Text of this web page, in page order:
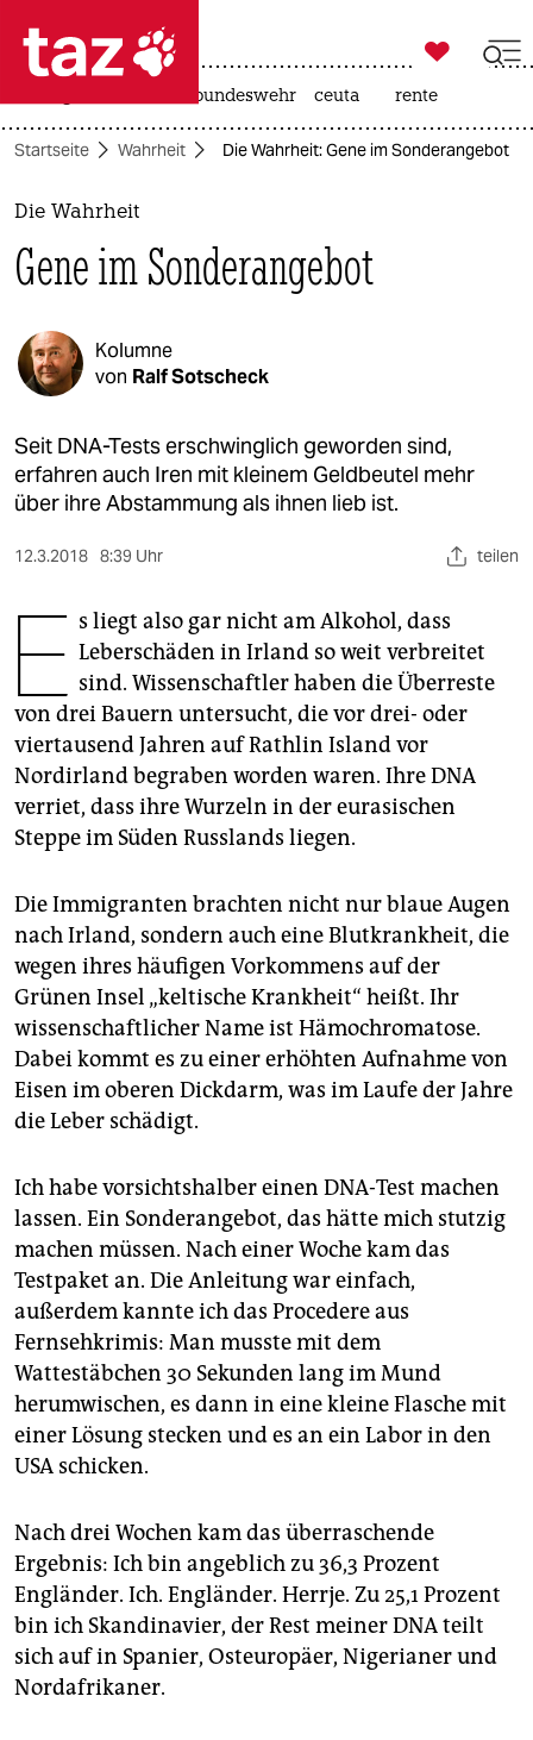
 taz zahl ich
taz zahl ich
themen
politik
öko
gesellschaft
kultur
sport
wahrheit
verlag
verlag
veranstaltungen
shop
unterstützen
abo
genossenschaft
epaper login

taz zahl ich
bundeswehr ceuta rente
Startseite Wahrheit Die Wahrheit: Gene im Sonderangebot
Die Wahrheit
Gene im Sonderangebot
Kolumne
von Ralf Sotscheck
Seit DNA-Tests erschwinglich geworden sind,
erfahren auch Iren mit kleinem Geldbeutel mehr
über ihre Abstammung als ihnen lieb ist.
12.3.2018 8:39 Uhr teilen
E s liegt also gar nicht am Alkohol, dass
Leberschäden in Irland so weit verbreitet
sind. Wissenschaftler haben die Überreste
von drei Bauern untersucht, die vor drei- oder
viertausend Jahren auf Rathlin Island vor
Nordirland begraben worden waren. Ihre DNA
verriet, dass ihre Wurzeln in der eurasischen
Steppe im Süden Russlands liegen.
Die Immigranten brachten nicht nur blaue Augen
nach Irland, sondern auch eine Blutkrankheit, die
wegen ihres häufigen Vorkommens auf der
Grünen Insel „keltische Krankheit“ heißt. Ihr
wissenschaftlicher Name ist Hämochromatose.
Dabei kommt es zu einer erhöhten Aufnahme von
Eisen im oberen Dickdarm, was im Laufe der Jahre
die Leber schädigt.
Ich habe vorsichtshalber einen DNA-Test machen
lassen. Ein Sonderangebot, das hätte mich stutzig
machen müssen. Nach einer Woche kam das
Testpaket an. Die Anleitung war einfach,
außerdem kannte ich das Procedere aus
Fernsehkrimis: Man musste mit dem
Wattestäbchen 30 Sekunden lang im Mund
herumwischen, es dann in eine kleine Flasche mit
einer Lösung stecken und es an ein Labor in den
USA schicken.
Nach drei Wochen kam das überraschende
Ergebnis: Ich bin angeblich zu 36,3 Prozent
Engländer. Ich. Engländer. Herrje. Zu 25,1 Prozent
bin ich Skandinavier, der Rest meiner DNA teilt
sich auf in Spanier, Osteuropäer, Nigerianer und
Nordafrikaner.